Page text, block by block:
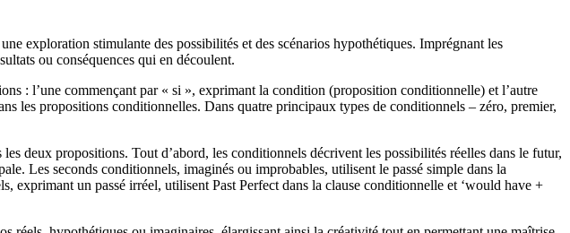
exploration stimulante des possibilités et des scénarios hypothétiques. Imprégnant les
ou conséquences qui en découlent.
: l’une commençant par « si », exprimant la condition (proposition conditionnelle) et l’autre
les propositions conditionnelles. Dans quatre principaux types de conditionnels – zéro, premier,
deux propositions. Tout d’abord, les conditionnels décrivent les possibilités réelles dans le futur,
Les seconds conditionnels, imaginés ou improbables, utilisent le passé simple dans la
un passé irréel, utilisent Past Perfect dans la clause conditionnelle et ‘would have +